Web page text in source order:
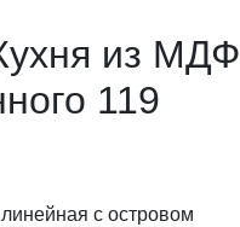
из МДФ
119
линейная с островом